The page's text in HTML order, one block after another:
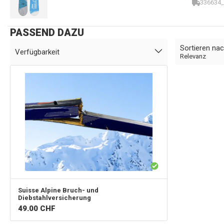
PASSEND DAZU
Verfügbarkeit Sortieren
Relevanz
Suisse Alpine Bruch- und
Diebstahlversicherung
49.00 CHF